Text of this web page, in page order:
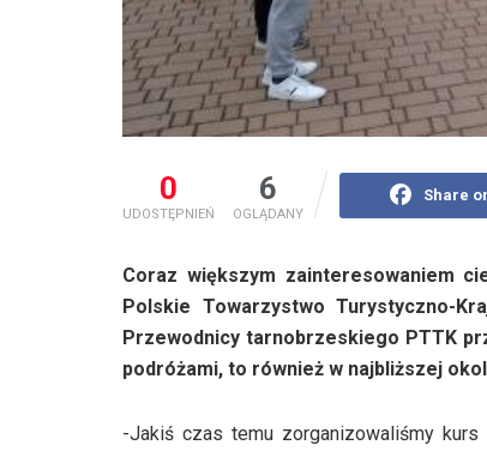
0
UDOSTĘPNIEŃ
6
OGLĄDANY
Share
Coraz większym zainteresowaniem
Polskie Towarzystwo Turystyczno-
Przewodnicy tarnobrzeskiego PTTK
podróżami, to również w najbliższej
-Jakiś czas temu zorganizowaliśmy